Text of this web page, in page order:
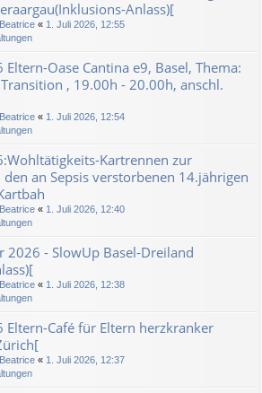
Anlass)[
Beatrice « 1. Juli 2026, 12:55
Eltern-Oase Cantina e9, Basel, Thema:
, 19.00h - 20.00h, anschl.
Beatrice « 1. Juli 2026, 12:54
Kartrennen zur
an Sepsis verstorbenen 14.jährigen
Beatrice « 1. Juli 2026, 12:40
2026 - SlowUp Basel-Dreiland
Beatrice « 1. Juli 2026, 12:38
Eltern-Café für Eltern herzkranker
Beatrice « 1. Juli 2026, 12:37